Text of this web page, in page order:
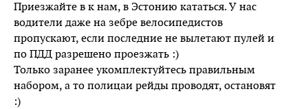
Приезжайте в к нам, в Эстонию кататься. У нас
водители даже на зебре велосипедистов
пропускают, если последние не вылетают пулей и
по ПДД разрешено проезжать :)
Только заранее укомплектуйтесь правильным
набором, а то полицаи рейды проводят, остановят
:)